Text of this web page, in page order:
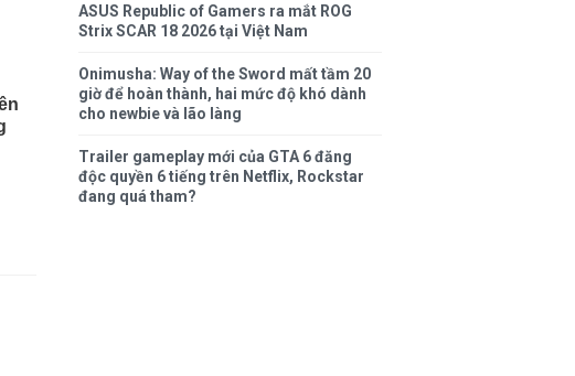
ASUS Republic of Gamers ra mắt ROG
Strix SCAR 18 2026 tại Việt Nam
Onimusha: Way of the Sword mất tầm 20
giờ để hoàn thành, hai mức độ khó dành
cho newbie và lão làng
Trailer gameplay mới của GTA 6 đăng
độc quyền 6 tiếng trên Netflix, Rockstar
đang quá tham?